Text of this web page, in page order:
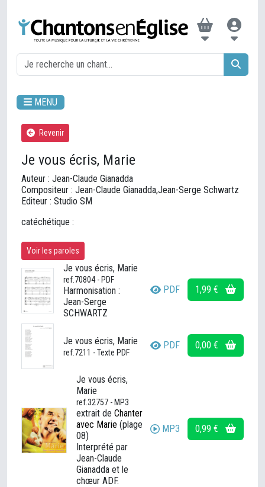
MENU
Revenir
Je vous écris, Marie
Auteur : Jean-Claude Gianadda
Compositeur : Jean-Claude Gianadda,Jean-Serge Schwartz
Editeur : Studio SM
catéchétique :
Voir les paroles
Je vous écris, Marie
ref.70804 - PDF
Harmonisation :
Jean-Serge
SCHWARTZ
PDF 1,99 €
Je vous écris, Marie
ref.7211 - Texte PDF
PDF 0,00 €
Je vous écris,
Marie
ref.32757 - MP3
extrait de Chanter
avec Marie (plage
08)
Interprété par
Jean-Claude
Gianadda et le
chœur ADF.
MP3 0,99 €